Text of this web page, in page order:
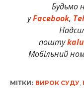
Будьмо
уFacebook,
пошту
Мобільний
МІТКИ: ВИРОК СУДУ,